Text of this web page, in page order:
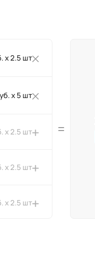
x 2.5 шт
x 5 шт
x 2.5 шт
x 2.5 шт
x 2.5 шт